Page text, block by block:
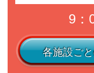
9：
各施設ご